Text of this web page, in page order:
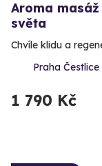
Aroma
světa
Chvíle klidu a
Praha
1 790 Kč